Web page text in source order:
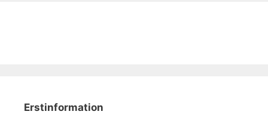
Erstinformation